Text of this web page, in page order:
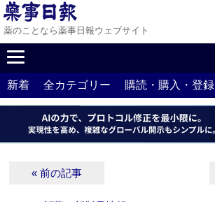
薬のことなら薬事日報ウェブサイト
新着 全カテゴリー 購読・購入・登録
« 前の記事